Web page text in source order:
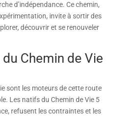
d’indépendance. Ce chemin,
invite à sortir des
découvrir et se renouveler
Chemin de Vie
sont les moteurs de cette route
Les natifs du Chemin de Vie 5
refusent les contraintes et les